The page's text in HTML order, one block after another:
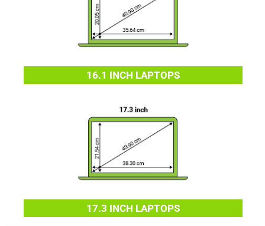
16.1 INCH LAPTOPS
17.3 INCH LAPTOPS